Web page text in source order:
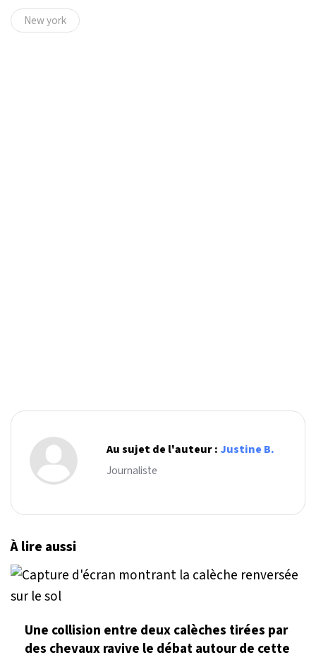
New york
Au sujet de l'auteur : Justine B.
Journaliste
À lire aussi
Une collision entre deux calèches tirées par
des chevaux ravive le débat autour de cette